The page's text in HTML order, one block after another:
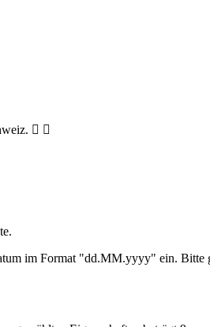
im Format "dd.MM.yyyy" ein. Bitte